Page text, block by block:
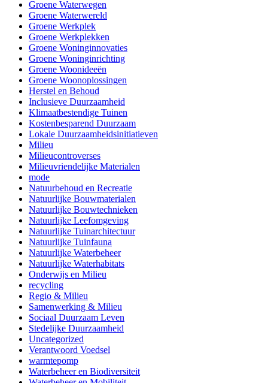
Groene Waterwegen
Groene Waterwereld
Groene Werkplek
Groene Werkplekken
Groene Woninginnovaties
Groene Woninginrichting
Groene Woonideeën
Groene Woonoplossingen
Herstel en Behoud
Inclusieve Duurzaamheid
Klimaatbestendige Tuinen
Kostenbesparend Duurzaam
Lokale Duurzaamheidsinitiatieven
Milieu
Milieucontroverses
Milieuvriendelijke Materialen
mode
Natuurbehoud en Recreatie
Natuurlijke Bouwmaterialen
Natuurlijke Bouwtechnieken
Natuurlijke Leefomgeving
Natuurlijke Tuinarchitectuur
Natuurlijke Tuinfauna
Natuurlijke Waterbeheer
Natuurlijke Waterhabitats
Onderwijs en Milieu
recycling
Regio & Milieu
Samenwerking & Milieu
Sociaal Duurzaam Leven
Stedelijke Duurzaamheid
Uncategorized
Verantwoord Voedsel
warmtepomp
Waterbeheer en Biodiversiteit